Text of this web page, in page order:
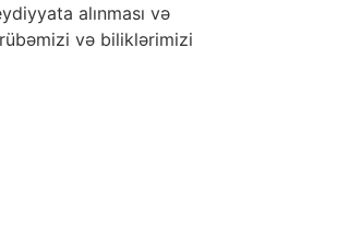
alınması və
və biliklərimizi